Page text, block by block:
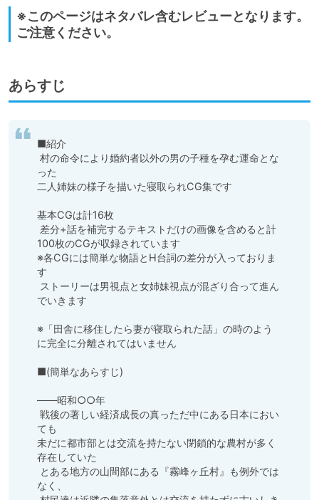
※このページはネタバレ含むレビューとなります。
ご注意ください。
あらすじ
■紹介
った
二人姉妹の様子を描いた寝取られCG集です
基本CGは計16枚
100枚のCGが収録されています
※各CGには簡単な物語とH台詞の差分が入っておりま
す
でいきます
※「田舎に移住したら妻が寝取られた話」の時のよう
に完全に分離されてはいません
■(簡単なあらすじ)
――昭和○○年
ても
未だに都市部とは交流を持たない閉鎖的な農村が多く
存在していた
なく、